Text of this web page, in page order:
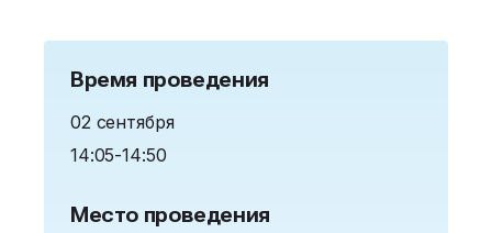
Время проведения
02 сентября
14:05-14:50
Место проведения